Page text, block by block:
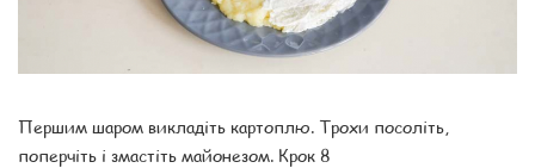
Першим шаром викладіть картоплю. Трохи посоліть,
поперчіть і змастіть майонезом. Крок 8